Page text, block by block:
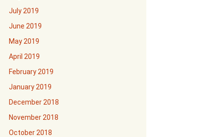
July 2019
June 2019
May 2019
April 2019
February 2019
January 2019
December 2018
November 2018
October 2018